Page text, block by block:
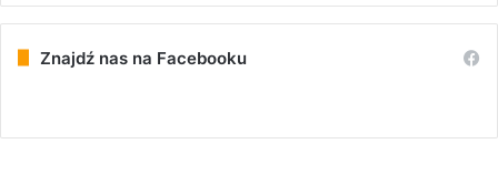
Znajdź nas na Facebooku